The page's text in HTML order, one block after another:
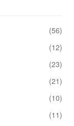
(56)
(12)
(23)
(21)
(10)
(11)